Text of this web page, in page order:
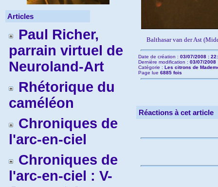
Articles
Paul Richer,
parrain virtuel de
Neuroland-Art
Rhétorique du
caméléon
Chroniques de
l'arc-en-ciel
Chroniques de
l'arc-en-ciel : V-
Balthasar van der Ast
Date de création : 03/07/2008 :
Dernière modification : 03/07/2008
Catégorie : Les citrons de
Page lue 6885 fois
Réactions à cet article